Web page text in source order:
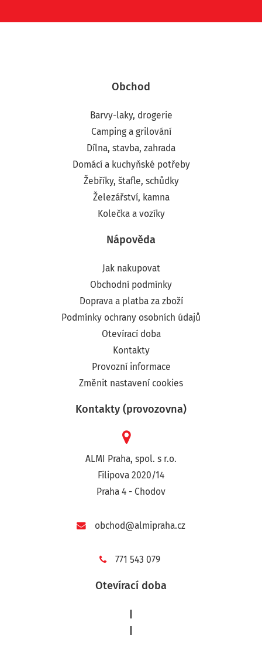
Obchod
Barvy-laky, drogerie
Camping a grilování
Dílna, stavba, zahrada
Domácí a kuchyňské potřeby
Žebříky, štafle, schůdky
Železářství, kamna
Kolečka a vozíky
Nápověda
Jak nakupovat
Obchodní podmínky
Doprava a platba za zboží
Podmínky ochrany osobních údajů
Otevírací doba
Kontakty
Provozní informace
Změnit nastavení cookies
Kontakty (provozovna)
ALMI Praha, spol. s r.o.
Filipova 2020/14
Praha 4 - Chodov
obchod@almipraha.cz
771 543 079
Otevírací doba